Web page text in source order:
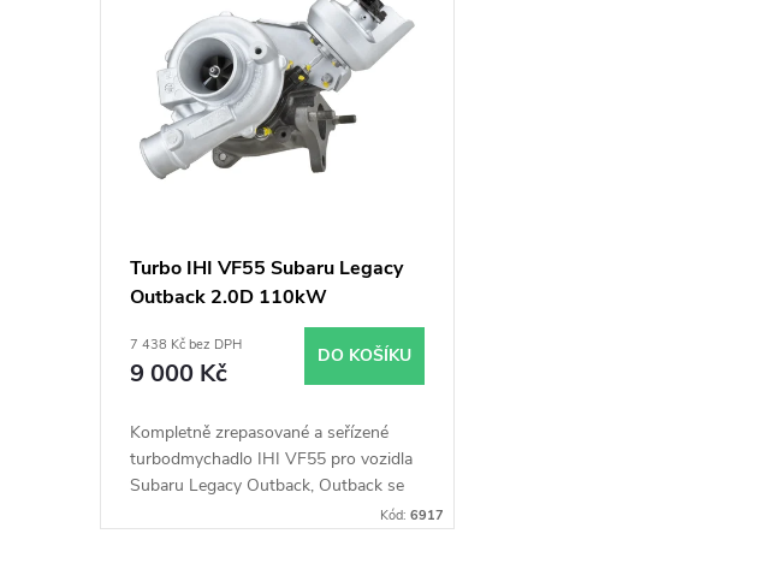
Turbo IHI VF55 Subaru Legacy
Outback 2.0D 110kW
7 438 Kč bez DPH
9 000 Kč
DO KOŠÍKU
Kompletně zrepasované a seřízené
turbodmychadlo IHI VF55 pro vozidla
Subaru Legacy Outback, Outback se
Kód:6917